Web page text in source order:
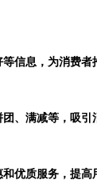
信息，为消费者
、满减等，吸引
优质服务，提高